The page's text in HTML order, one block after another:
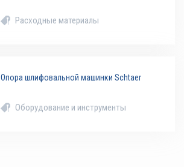
Расходные материалы
Опора шлифовальной машинки Schtaer
Оборудование и инструменты